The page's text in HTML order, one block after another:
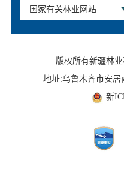
版权所有新疆林
地址:乌鲁木齐市安居
新